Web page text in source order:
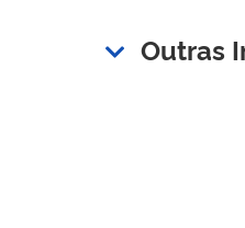
Outras